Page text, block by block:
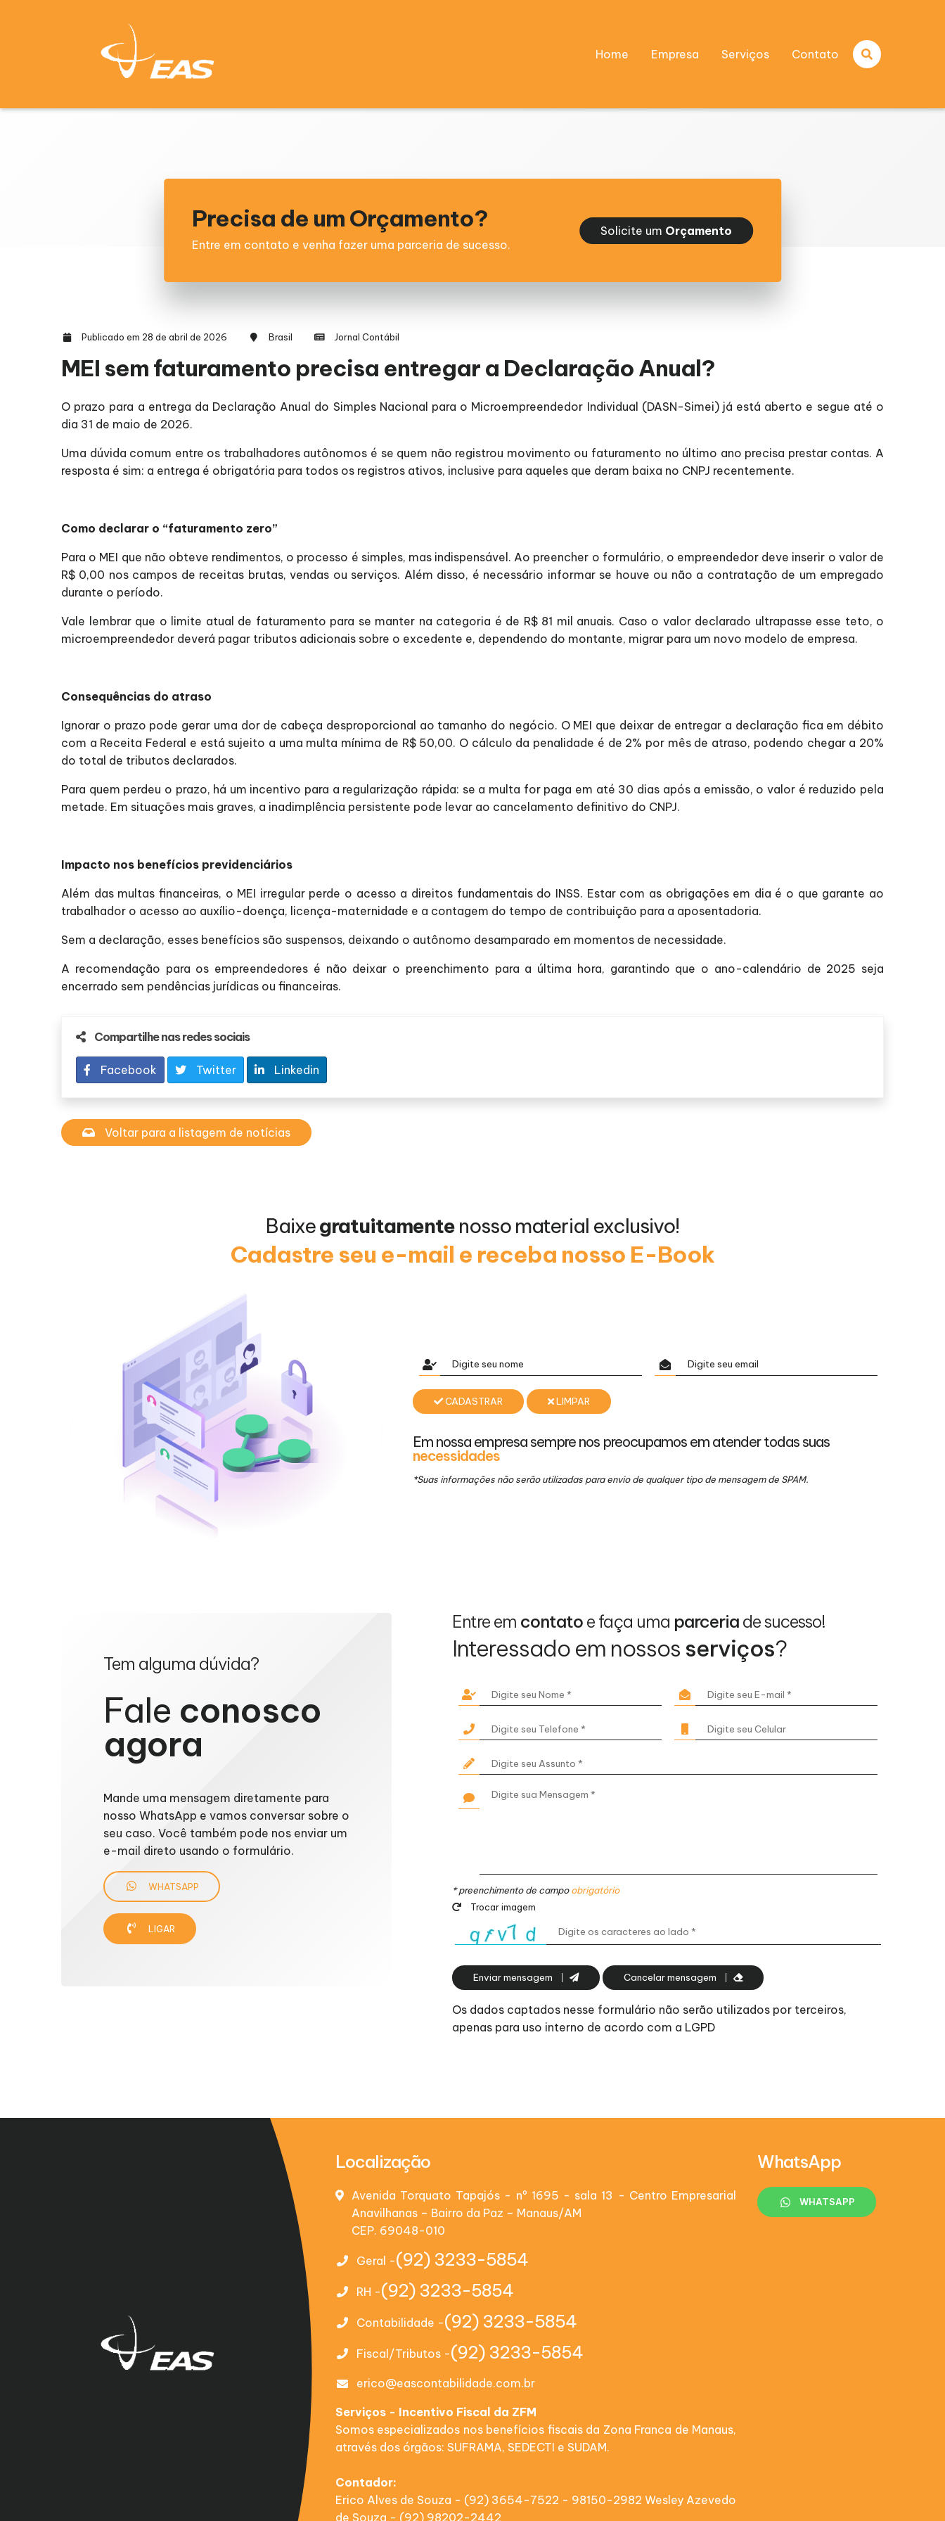
Home Empresa Serviços Contato
Precisa de um Orçamento?
Entre em contato e venha fazer uma parceria de sucesso.
Solicite um Orçamento
Publicado em 28 de abril de 2026 Brasil Jornal Contábil
MEI sem faturamento precisa entregar a Declaração Anual?
O prazo para a entrega da Declaração Anual do Simples Nacional para o Microempreendedor Individual (DASN-Simei) já está aberto e segue até o
dia 31 de maio de 2026.
Uma dúvida comum entre os trabalhadores autônomos é se quem não registrou movimento ou faturamento no último ano precisa prestar contas. A
resposta é sim: a entrega é obrigatória para todos os registros ativos, inclusive para aqueles que deram baixa no CNPJ recentemente.
Como declarar o “faturamento zero”
Para o MEI que não obteve rendimentos, o processo é simples, mas indispensável. Ao preencher o formulário, o empreendedor deve inserir o valor de
R$ 0,00 nos campos de receitas brutas, vendas ou serviços. Além disso, é necessário informar se houve ou não a contratação de um empregado
durante o período.
Vale lembrar que o limite atual de faturamento para se manter na categoria é de R$ 81 mil anuais. Caso o valor declarado ultrapasse esse teto, o
microempreendedor deverá pagar tributos adicionais sobre o excedente e, dependendo do montante, migrar para um novo modelo de empresa.
Consequências do atraso
Ignorar o prazo pode gerar uma dor de cabeça desproporcional ao tamanho do negócio. O MEI que deixar de entregar a declaração fica em débito
com a Receita Federal e está sujeito a uma multa mínima de R$ 50,00. O cálculo da penalidade é de 2% por mês de atraso, podendo chegar a 20%
do total de tributos declarados.
Para quem perdeu o prazo, há um incentivo para a regularização rápida: se a multa for paga em até 30 dias após a emissão, o valor é reduzido pela
metade. Em situações mais graves, a inadimplência persistente pode levar ao cancelamento definitivo do CNPJ.
Impacto nos benefícios previdenciários
Além das multas financeiras, o MEI irregular perde o acesso a direitos fundamentais do INSS. Estar com as obrigações em dia é o que garante ao
trabalhador o acesso ao auxílio-doença, licença-maternidade e a contagem do tempo de contribuição para a aposentadoria.
Sem a declaração, esses benefícios são suspensos, deixando o autônomo desamparado em momentos de necessidade.
A recomendação para os empreendedores é não deixar o preenchimento para a última hora, garantindo que o ano-calendário de 2025 seja
encerrado sem pendências jurídicas ou financeiras.
Compartilhe nas redes sociais
Facebook Twitter Linkedin
Voltar para a listagem de notícias
Baixegratuitamente nosso material exclusivo!
Cadastre seu e-mail e receba nosso E-Book
CADASTRAR LIMPAR
Em nossa empresa sempre nos preocupamos em atender todas suas
necessidades
*Suas informações não serão utilizadas para envio de qualquer tipo de mensagem de SPAM.
Tem alguma dúvida?
Fale conosco
agora
Mande uma mensagem diretamente para
nosso WhatsApp e vamos conversar sobre o
seu caso. Você também pode nos enviar um
e-mail direto usando o formulário.
WHATSAPP
LIGAR
Entre em contato e faça uma parceria de sucesso!
Interessado em nossos serviços?
* preenchimento de campoobrigatório
Trocar imagem
Enviar mensagem Cancelar mensagem
Os dados captados nesse formulário não serão utilizados por terceiros,
apenas para uso interno de acordo com a LGPD
Localização
Avenida Torquato Tapajós - nº 1695 - sala 13 - Centro Empresarial
Anavilhanas – Bairro da Paz – Manaus/AM
CEP. 69048-010
Geral -(92) 3233-5854
RH -(92) 3233-5854
Contabilidade -(92) 3233-5854
Fiscal/Tributos -(92) 3233-5854
erico@eascontabilidade.com.br
Serviços - Incentivo Fiscal da ZFM
Somos especializados nos benefícios fiscais da Zona Franca de Manaus,
através dos órgãos: SUFRAMA, SEDECTI e SUDAM.
Contador:
Erico Alves de Souza - (92) 3654-7522 - 98150-2982 Wesley Azevedo
de Souza - (92) 98202-2442
WhatsApp
WHATSAPP